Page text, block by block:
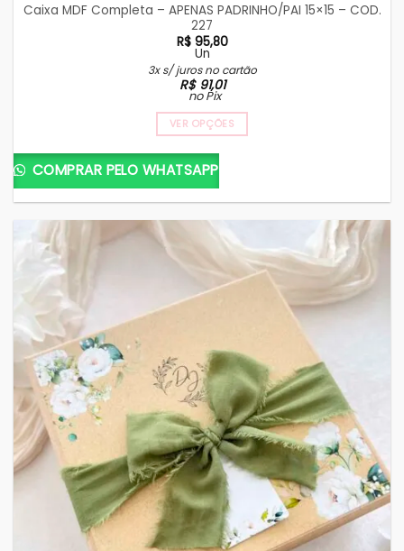
Caixa MDF Completa – APENAS PADRINHO/PAI 15×15 – COD.
227
R$95,80
Un
3x s/ juros no cartão
R$91,01
no Pix
VER OPÇÕES
COMPRAR PELO WHATSAPP